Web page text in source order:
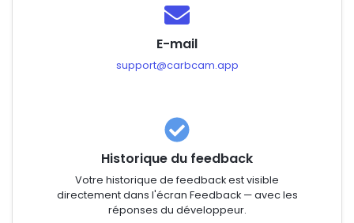
E-mail
support@carbcam.app
Historique du feedback
Votre historique de feedback est visible
directement dans l'écran Feedback — avec les
réponses du développeur.